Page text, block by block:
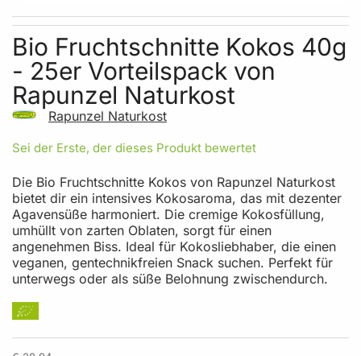
Skip to the beginning of the images gallery
Bio Fruchtschnitte Kokos 40g
- 25er Vorteilspack von
Rapunzel Naturkost
Rapunzel Naturkost
Sei der Erste, der dieses Produkt bewertet
Die Bio Fruchtschnitte Kokos von Rapunzel Naturkost
bietet dir ein intensives Kokosaroma, das mit dezenter
Agavensüße harmoniert. Die cremige Kokosfüllung,
umhüllt von zarten Oblaten, sorgt für einen
angenehmen Biss. Ideal für Kokosliebhaber, die einen
veganen, gentechnikfreien Snack suchen. Perfekt für
unterwegs oder als süße Belohnung zwischendurch.